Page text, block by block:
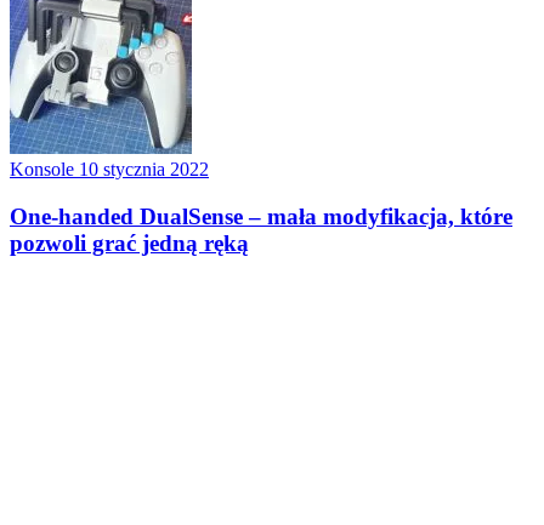
Konsole 10 stycznia 2022
One-handed DualSense – mała modyfikacja, które
pozwoli grać jedną ręką